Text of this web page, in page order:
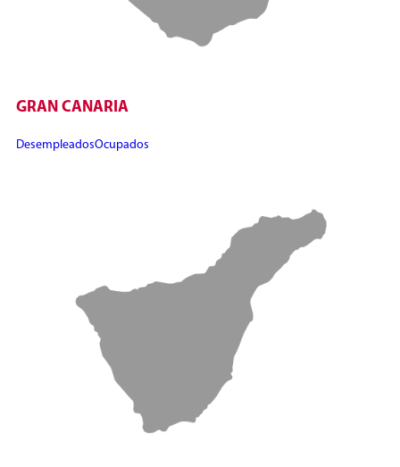
GRAN CANARIA
DesempleadosOcupados